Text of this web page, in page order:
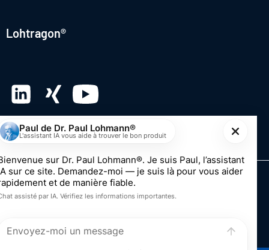
Lohtragon®
© 2026 Dr. Paul Lohmann GmbH & Co. KGaA
Impression
Vie privée
Système de dénonciation